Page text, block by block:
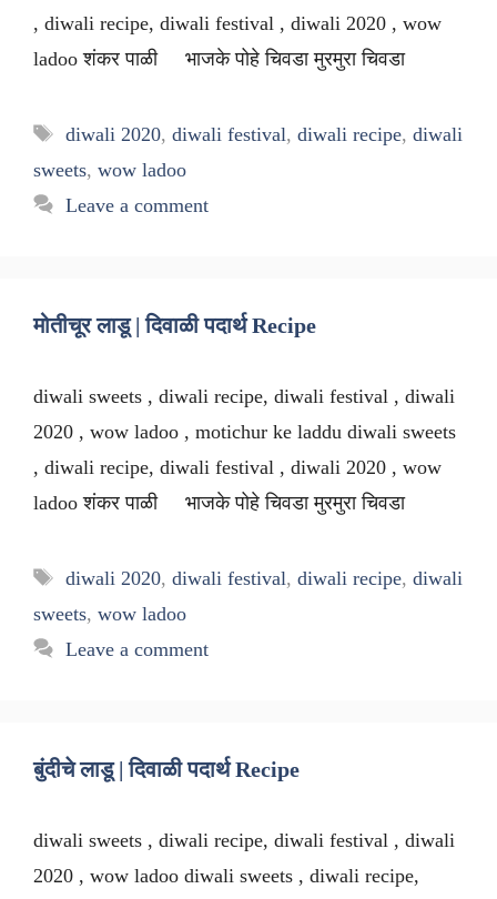
, diwali recipe, diwali festival , diwali 2020 , wow
ladoo शंकर पाळी भाजके पोहे चिवडा मुरमुरा चिवडा
Tags
diwali 2020, diwali festival, diwali recipe, diwali
sweets, wow ladoo
Leave a comment
मोतीचूर लाडू | दिवाळी पदार्थ Recipe
diwali sweets , diwali recipe, diwali festival , diwali
2020 , wow ladoo , motichur ke laddu diwali sweets
, diwali recipe, diwali festival , diwali 2020 , wow
ladoo शंकर पाळी भाजके पोहे चिवडा मुरमुरा चिवडा
Tags
diwali 2020, diwali festival, diwali recipe, diwali
sweets, wow ladoo
Leave a comment
बुंदीचे लाडू | दिवाळी पदार्थ Recipe
diwali sweets , diwali recipe, diwali festival , diwali
2020 , wow ladoo diwali sweets , diwali recipe,